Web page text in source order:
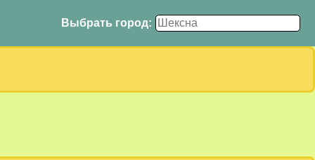
Выбрать город: